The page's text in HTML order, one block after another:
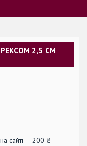
2,5 СМ
сайті — 200 ₴